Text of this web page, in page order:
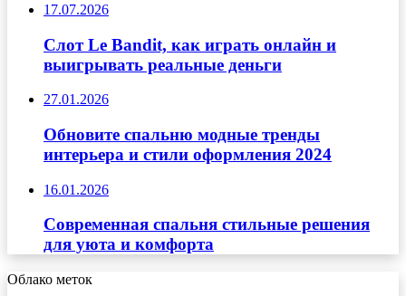
17.07.2026
Слот Le Bandit, как играть онлайн и
выигрывать реальные деньги
27.01.2026
Обновите спальню модные тренды
интерьера и стили оформления 2024
16.01.2026
Современная спальня стильные решения
для уюта и комфорта
Облако меток